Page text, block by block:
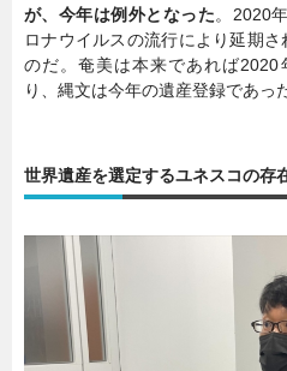
が、今年は例外となった。2020
ロナウイルスの流行により延期
のだ。奄美は本来であれば
り、縄文は今年の遺産登録であっ
世界遺産を選定するユネスコの存